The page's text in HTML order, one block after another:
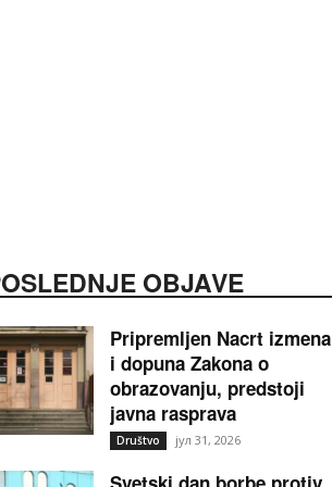
OBJAVE
Pripremljen Nacrt izmena
i dopuna Zakona o
obrazovanju, predstoji
javna rasprava
Društvo јул 31, 2026